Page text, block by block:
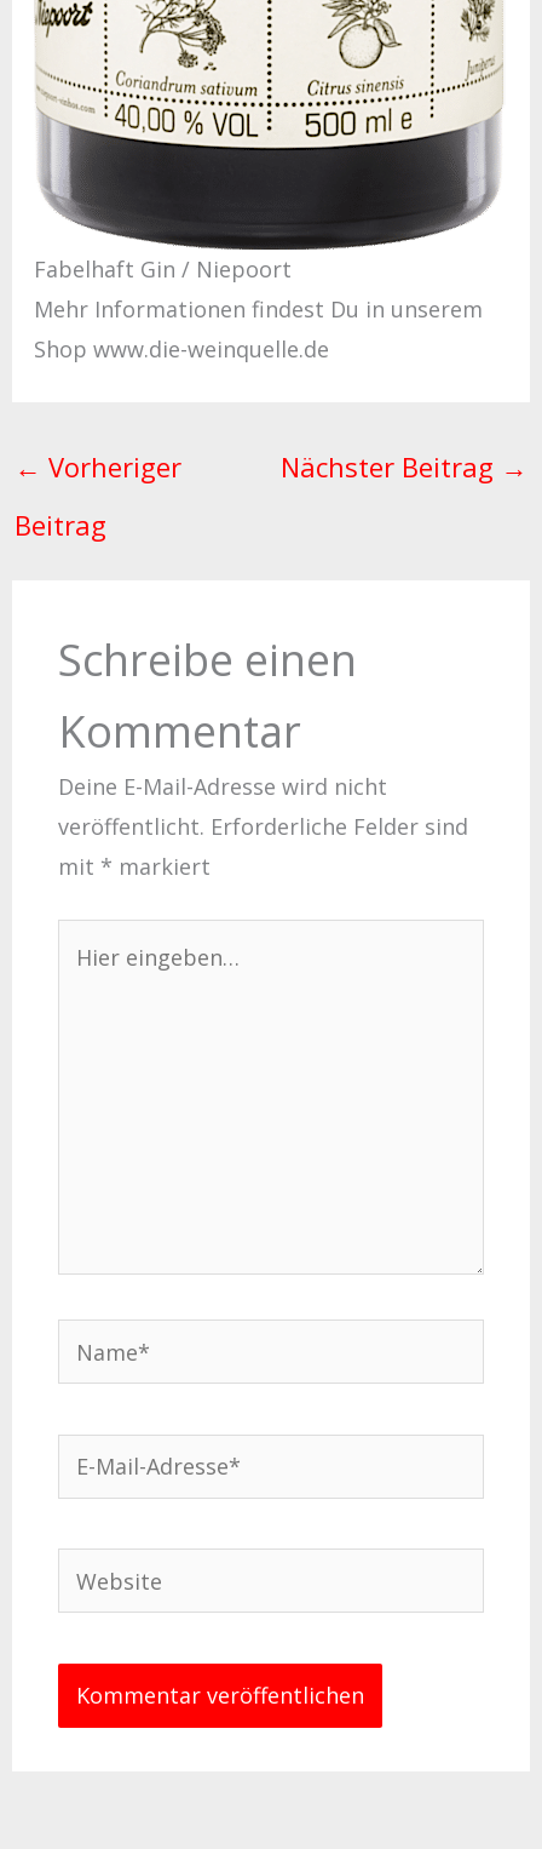
Fabelhaft Gin / Niepoort
Mehr Informationen findest Du in unserem
Shop www.die-weinquelle.de
← Vorheriger
Beitrag
Nächster Beitrag →
Schreibe einen
Kommentar
Deine E-Mail-Adresse wird nicht
veröffentlicht. Erforderliche Felder sind
mit * markiert
eingeben…
Name*
Mail-
Website